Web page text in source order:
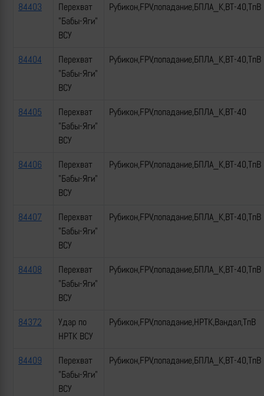
84403
Перехват
"Бабы-Яги"
ВСУ
Рубикон,FPV,попадание,БПЛА_К,ВТ-40,ТпВ
84404
Перехват
"Бабы-Яги"
ВСУ
Рубикон,FPV,попадание,БПЛА_К,ВТ-40,ТпВ
84405
Перехват
"Бабы-Яги"
ВСУ
Рубикон,FPV,попадание,БПЛА_К,ВТ-40
84406
Перехват
"Бабы-Яги"
ВСУ
Рубикон,FPV,попадание,БПЛА_К,ВТ-40,ТпВ
84407
Перехват
"Бабы-Яги"
ВСУ
Рубикон,FPV,попадание,БПЛА_К,ВТ-40,ТпВ
84408
Перехват
"Бабы-Яги"
ВСУ
Рубикон,FPV,попадание,БПЛА_К,ВТ-40,ТпВ
84372
Удар по
НРТК ВСУ
Рубикон,FPV,попадание,НРТК,Вандал,ТпВ
84409
Перехват
"Бабы-Яги"
ВСУ
Рубикон,FPV,попадание,БПЛА_К,ВТ-40,ТпВ